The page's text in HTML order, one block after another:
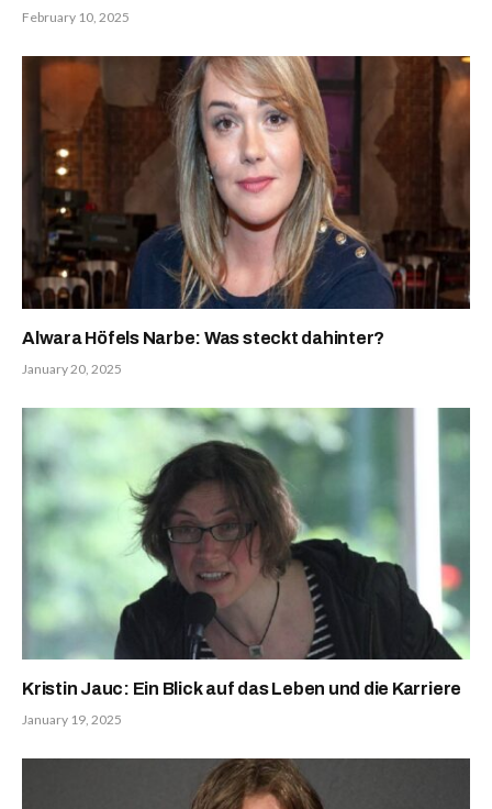
February 10, 2025
Alwara Höfels Narbe: Was steckt dahinter?
January 20, 2025
Kristin Jauc: Ein Blick auf das Leben und die Karriere
January 19, 2025